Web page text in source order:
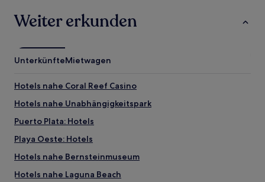
Weiter erkunden
UnterkünfteMietwagen
Hotels nahe Coral Reef Casino
Hotels nahe Unabhängigkeitspark
Puerto Plata: Hotels
Playa Oeste: Hotels
Hotels nahe Bernsteinmuseum
Hotels nahe Laguna Beach